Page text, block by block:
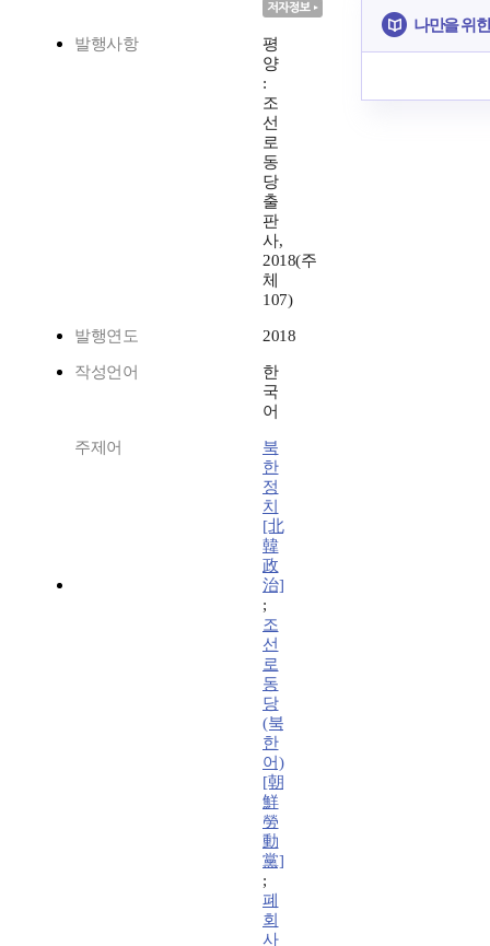
발행사항
평
양
:
조
선
로
동
당
출
판
사,
2018(주
체
107)
발행연도 2018
작성언어
한
국
어
주제어
북
한
정
치
[北
韓
政
治]
;
조
선
로
동
당
(북
한
어)
[朝
鮮
勞
動
黨]
;
폐
회
사
나만을 위